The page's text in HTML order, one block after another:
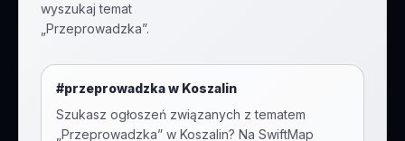
wyszukaj temat
„Przeprowadzka”.
#przeprowadzkaw Koszalin
Szukasz ogłoszeń związanych z tematem
Przeprowadzka” w Koszalin? Na SwiftMap